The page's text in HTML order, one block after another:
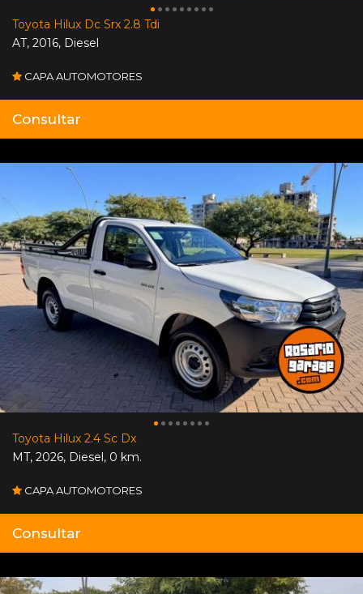
Toyota Hilux Dc Srx 2.8 Tdi
AT, 2016, Diesel
CAPA AUTOMOTORES
Consultar
Toyota Hilux 2.4 Sc Dx
MT, 2026, Diesel, 0 km.
CAPA AUTOMOTORES
Consultar